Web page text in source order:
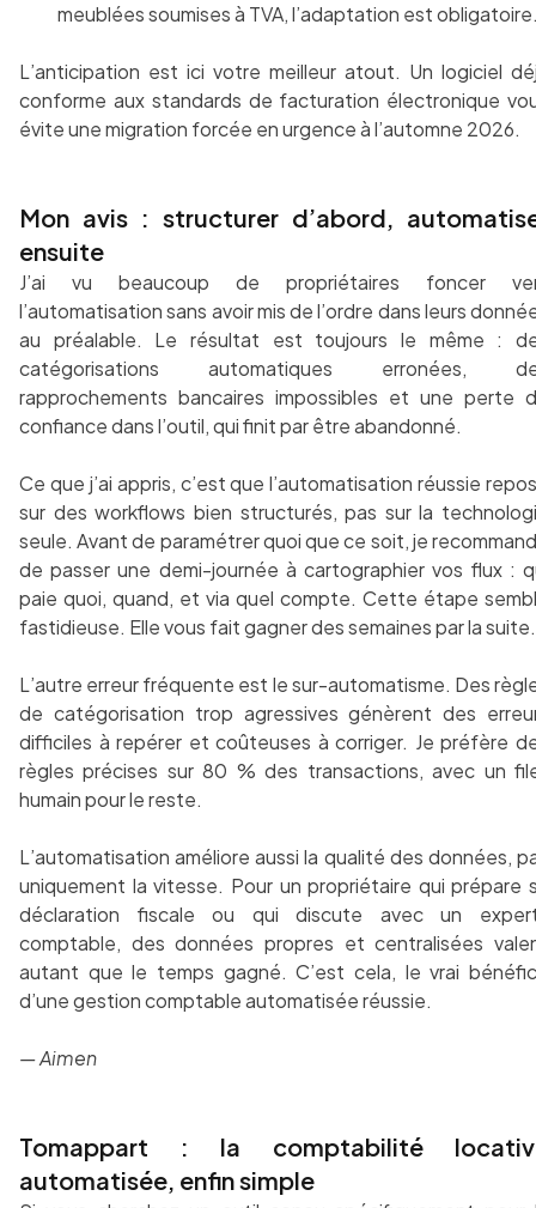
meublées soumises à TVA, l’adaptation est
L’anticipation est ici votre meilleur atout. Un logiciel
conforme aux standards de facturation électronique
évite une migration forcée en urgence à l’automne 2026.
Mon avis : structurer d’abord,
ensuite
J’ai vu beaucoup de propriétaires foncer
l’automatisation sans avoir mis de l’ordre dans leurs
au préalable. Le résultat est toujours le même :
catégorisations automatiques erronées,
rapprochements bancaires impossibles et une perte
confiance dans l’outil, qui finit par être abandonné.
Ce que j’ai appris, c’est que l’automatisation réussie
sur des workflows bien structurés, pas sur la
seule. Avant de paramétrer quoi que ce soit, je
de passer une demi-journée à cartographier vos flux :
paie quoi, quand, et via quel compte. Cette étape
fastidieuse. Elle vous fait gagner des semaines par la suite.
L’autre erreur fréquente est le sur-automatisme. Des
de catégorisation trop agressives génèrent des
difficiles à repérer et coûteuses à corriger. Je préfère
règles précises sur 80 % des transactions, avec un
humain pour le reste.
L’automatisation améliore aussi la qualité des données,
uniquement la vitesse. Pour un propriétaire qui prépare
déclaration fiscale ou qui discute avec un
comptable, des données propres et centralisées
autant que le temps gagné. C’est cela, le vrai
d’une gestion comptable automatisée réussie.
— Aimen
Tomappart : la comptabilité
automatisée, enfin simple